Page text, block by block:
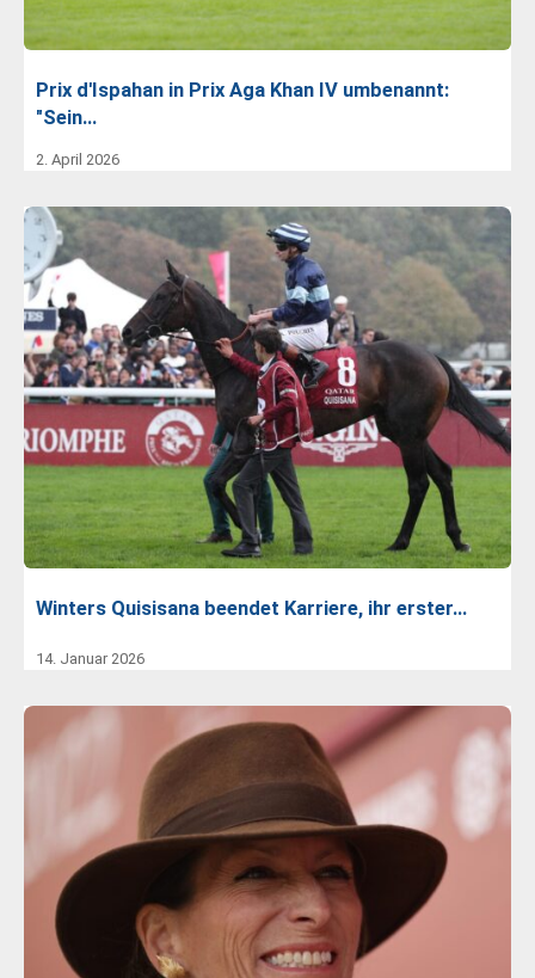
Prix d'Ispahan in Prix Aga Khan IV umbenannt:
"Sein…
2. April 2026
Winters Quisisana beendet Karriere, ihr erster…
14. Januar 2026